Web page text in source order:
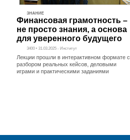
ЗНАНИЕ
Финансовая грамотность –
не просто знания, а основа
для уверенного будущего
3400 • 31.03.2025 - Институт
Лекции прошли в интерактивном формате с
разбором реальных кейсов, деловыми
играми и практическими заданиями